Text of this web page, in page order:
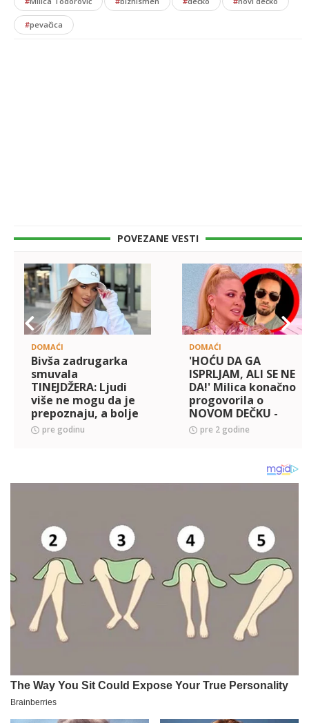
#pevačica
POVEZANE VESTI
DOMAĆI
Bivša zadrugarka
smuvala
TINEJDŽERA: Ljudi
više ne mogu da je
prepoznaju, a bolje
sedite, jer kad
čujete koliko
pre godinu
DOMAĆI
'HOĆU DA GA
ISPRLJAM, ALI SE NE
DA!' Milica konačno
progovorila o
NOVOM DEČKU -
Priznala da je
upoznala svekrvu i
pre 2 godine